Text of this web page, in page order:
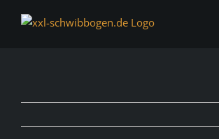
Inhalt